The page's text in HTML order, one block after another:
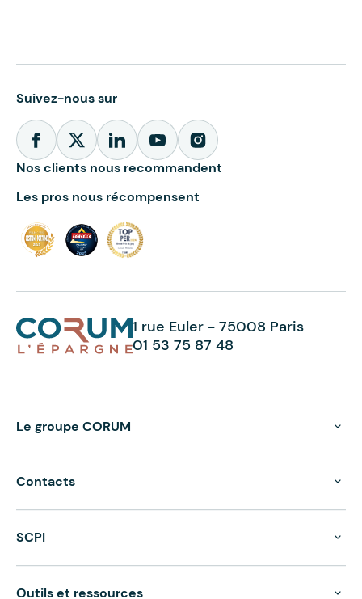
Suivez-nous sur
Nos clients nous recommandent
Les pros nous récompensent
1 rue Euler - 75008 Paris
01 53 75 87 48
Le groupe CORUM
Contacts
SCPI
Outils et ressources